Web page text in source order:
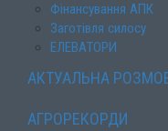
Фінансування АПК
Заготівля силосу
ЕЛЕВАТОРИ
АКТУАЛЬНА
АГРОРЕКОРДИ